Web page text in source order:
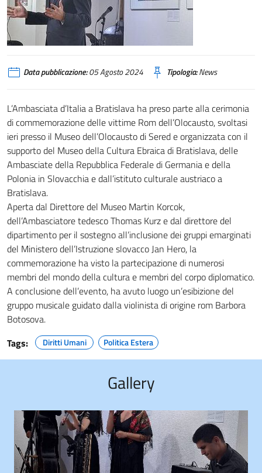
Data pubblicazione:05 Agosto 2024 Tipologia:News
L’Ambasciata d’Italia a Bratislava ha preso parte alla cerimonia
di commemorazione delle vittime Rom dell’Olocausto, svoltasi
ieri presso il Museo dell’Olocausto di Sered e organizzata con il
supporto del Museo della Cultura Ebraica di Bratislava, delle
Ambasciate della Repubblica Federale di Germania e della
Polonia in Slovacchia e dall’istituto culturale austriaco a
Bratislava.
Aperta dal Direttore del Museo Martin Korcok,
dell’Ambasciatore tedesco Thomas Kurz e dal direttore del
dipartimento per il sostegno all’inclusione dei gruppi emarginati
del Ministero dell’Istruzione slovacco Jan Hero, la
commemorazione ha visto la partecipazione di numerosi
membri del mondo della cultura e membri del corpo diplomatico.
A conclusione dell’evento, ha avuto luogo un’esibizione del
gruppo musicale guidato dalla violinista di origine rom Barbora
Botosova.
Tags:
Diritti Umani Politica Estera
Gallery